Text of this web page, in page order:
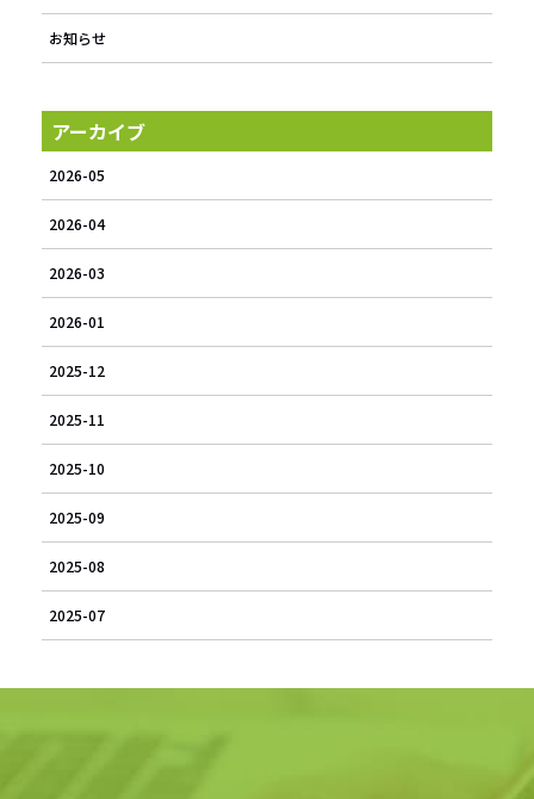
お知らせ
アーカイブ
2026-05
2026-04
2026-03
2026-01
2025-12
2025-11
2025-10
2025-09
2025-08
2025-07